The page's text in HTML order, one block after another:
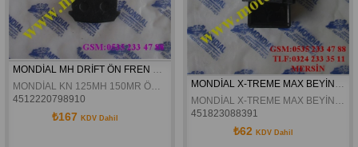
MONDİAL MH DRİFT ÖN FREN DİSK BALATASI ORJİNAL
MONDİAL KN 125MH 150MR ÖN XT-X ARKA FREN DİSK BALATASI
4512220798910
₺167 KDV Dahil
MONDİAL X-TREME MAX BEYİN ORJİNAL
MONDİAL X-TREME MAX BEYİN ORJİNAL
451823088391
₺62 KDV Dahil